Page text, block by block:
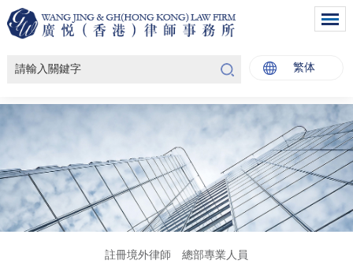
繁体
註冊境外律師 總部專業人員